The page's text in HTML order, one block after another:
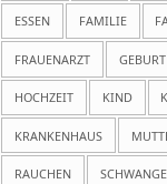
ESSEN FAMILIE
FRAUENARZT GEBURT
HOCHZEIT KIND
KRANKENHAUS
RAUCHEN